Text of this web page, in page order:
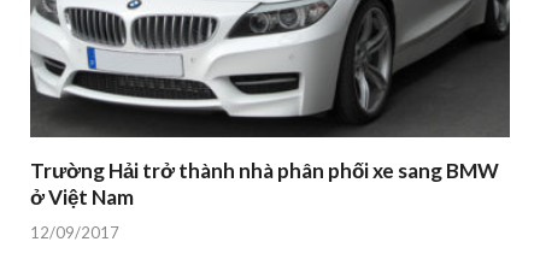
Trường Hải trở thành nhà phân phối xe sang BMW
ở Việt Nam
12/09/2017